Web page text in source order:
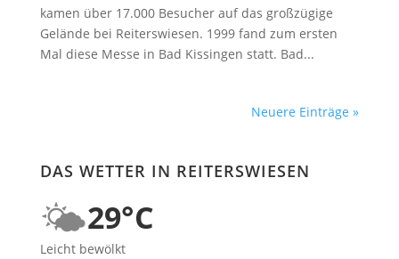
kamen über 17.000 Besucher auf das großzügige
Gelände bei Reiterswiesen. 1999 fand zum ersten
Mal diese Messe in Bad Kissingen statt. Bad...
Neuere Einträge »
DAS WETTER IN REITERSWIESEN
🌤️29°C
Leicht bewölkt